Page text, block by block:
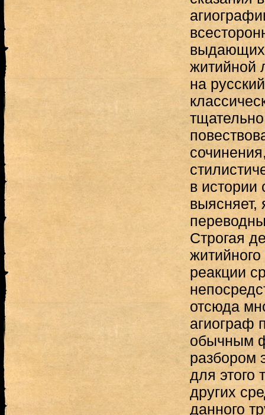
житийной
на
в истории
выясняет,
Строгая
реакции
отсюда
агиограф
обычным
разбором
для этого
других
данного